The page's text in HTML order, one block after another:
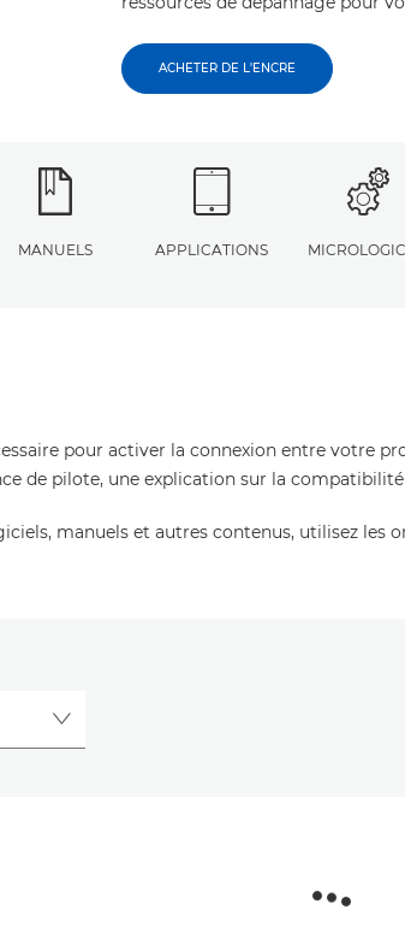
ACHETER DE L'ENCRE
MANUELS APPLICATIONS
pour activer la connexion entre votre
de pilote, une explication sur la
manuels et autres contenus, utilisez les